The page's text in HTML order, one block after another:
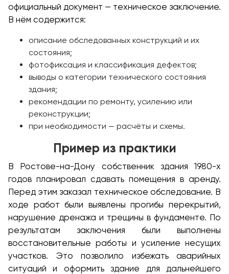
официальный документ — техническое заключение.
В нём содержится:
описание обследованных конструкций и их
состояния;
фотофиксация и классификация дефектов;
выводы о категории технического состояния
здания;
рекомендации по ремонту, усилению или
реконструкции;
при необходимости — расчёты и схемы.
Пример из практики
В Ростове-на-Дону собственник здания 1980-х
годов планировал сдавать помещения в аренду.
Перед этим заказал техническое обследование. В
ходе работ были выявлены прогибы перекрытий,
нарушение дренажа и трещины в фундаменте. По
результатам заключения были выполнены
восстановительные работы и усиление несущих
участков. Это позволило избежать аварийных
ситуаций и оформить здание для дальнейшего